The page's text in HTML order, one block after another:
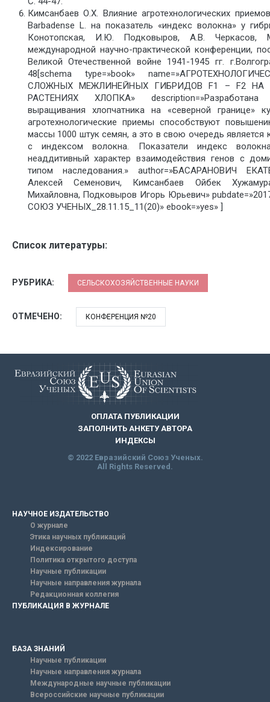
Кимсанбаев О.Х. Влияние агротехнологических
Barbadense L. на показатель «индекс волокна» у
Конотопская, И.Ю. Подковыров, А.В. Черкасов,
международной научно-практической конференции,
Великой Отечественной войне 1941-1945 гг.
48[schema type=»book»
СЛОЖНЫХ МЕЖЛИНЕЙНЫХ ГИБРИДОВ F1 – F2 НА
РАСТЕНИЯХ ХЛОПКА» description=»Разработана
выращивания хлопчатника на «северной границе»
агротехнологические приемы способствуют
массы 1000 штук семян, а это в свою очередь является
с индексом волокна. Показатели индекс
неаддитивный характер взаимодействия генов с
типом наследования.» author=»БАСАРАНОВИЧ
Алексей Семенович, Кимсанбаев Ойбек
Михайловна, Подковыров Игорь Юрьевич»
СОЮЗ УЧЕНЫХ_28.11.15_11(20)» ebook=»yes» ]
Список литературы:
РУБРИКА: СЕЛЬСКОХОЗЯЙСТВЕННЫЕ НАУКИ
ОТМЕЧЕНО: КОНФЕРЕНЦИЯ №20
ОПЛАТА ПУБЛИКАЦИИ
ЗАПОЛНИТЬ АНКЕТУ АВТОРА
ИНДЕКСЫ
© 2022 Евразийский Союз Ученых.
All Rights Reserved.
НАУЧНОЕ ИЗДАТЕЛЬСТВО
О журнале
Этика научных публикаций
Индексирование
Политика открытого доступа
Научные публикации
Научные направления журнала
Редакционная коллегия
ПУБЛИКАЦИЯ В ЖУРНАЛЕ
БАЗА ЗНАНИЙ
Научные публикации
Научные направления журнала
Международные научные публикации
Всероссийские научные публикации